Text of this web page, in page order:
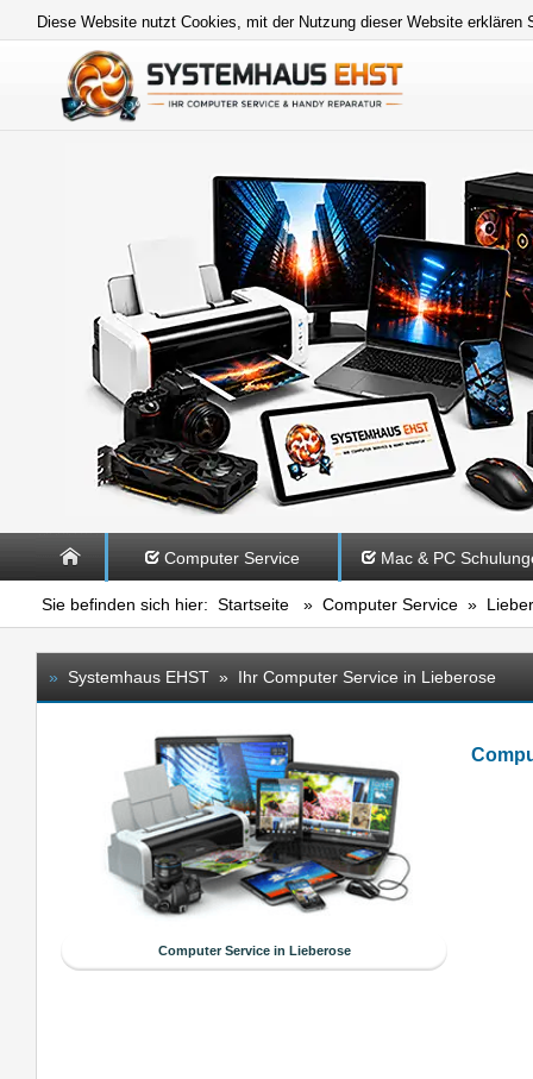
Diese Website nutzt Cookies, mit der Nutzung dieser Website
Computer Service Mac & PC
Sie befinden sich hier: Startseite » Computer Service »
» Systemhaus EHST » Ihr Computer Service in Lieberose
Computer Service in Lieberose